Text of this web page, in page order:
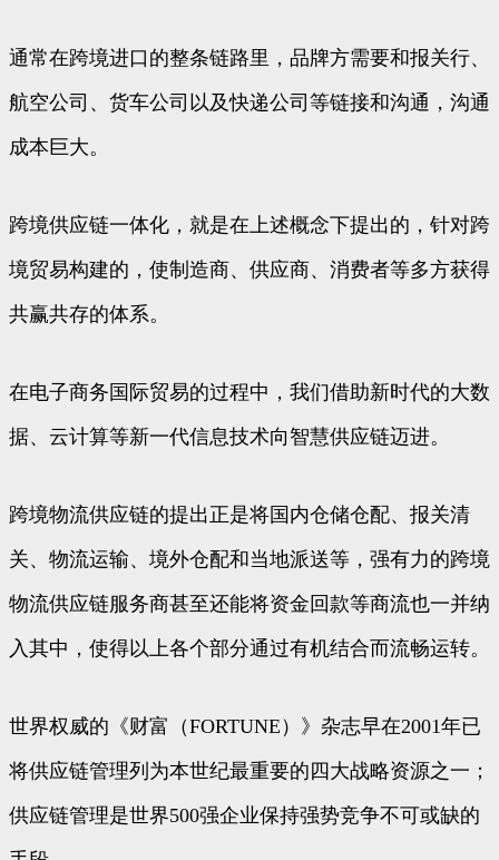
通常在跨境进口的整条链路里，品牌方需要和报关行、
航空公司、货车公司以及快递公司等链接和沟通，沟通
成本巨大。
跨境供应链一体化，就是在上述概念下提出的，针对跨
境贸易构建的，使制造商、供应商、消费者等多方获得
共赢共存的体系。
在电子商务国际贸易的过程中，我们借助新时代的大数
据、云计算等新一代信息技术向智慧供应链迈进。
跨境物流供应链的提出正是将国内仓储仓配、报关清
关、物流运输、境外仓配和当地派送等，强有力的跨境
物流供应链服务商甚至还能将资金回款等商流也一并纳
入其中，使得以上各个部分通过有机结合而流畅运转。
世界权威的《财富（FORTUNE）》杂志早在2001年已
将供应链管理列为本世纪最重要的四大战略资源之一；
供应链管理是世界500强企业保持强势竞争不可或缺的